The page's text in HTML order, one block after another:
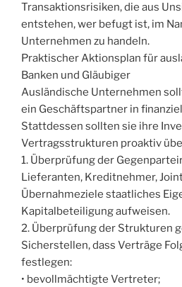
Transaktionsrisiken, die aus
entstehen, wer befugt ist, im
Unternehmen zu handeln.
Praktischer Aktionsplan für
Banken und Gläubiger
Ausländische Unternehmen
ein Geschäftspartner in
Stattdessen sollten sie ihre
Vertragsstrukturen proaktiv
1. Überprüfung der
Lieferanten, Kreditnehmer,
Übernahmeziele staatliches
Kapitalbeteiligung aufweisen.
2. Überprüfung der Strukturen
Sicherstellen, dass Verträge
festlegen:
• bevollmächtigte Vertreter;